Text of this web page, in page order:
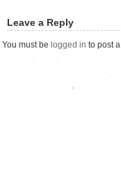
Leave a Reply
You must be logged in to post